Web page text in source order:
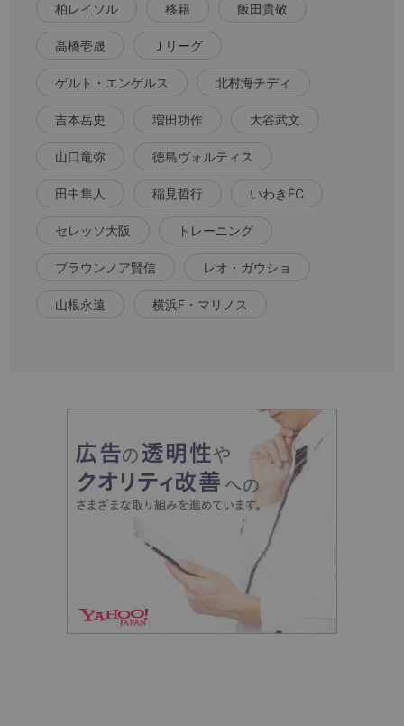
柏レイソル 移籍 飯田貴敬
高橋壱晟 Ｊリーグ
ゲルト・エンゲルス 北村海チディ
吉本岳史 増田功作 大谷武文
山口竜弥 徳島ヴォルティス
田中隼人 稲見哲行 いわきFC
セレッソ大阪 トレーニング
ブラウンノア賢信 レオ・ガウショ
山根永遠 横浜F・マリノス